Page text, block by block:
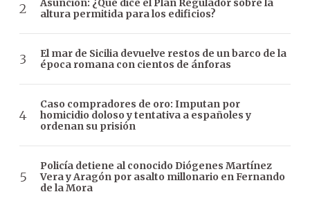
Asunción: ¿Qué dice el Plan Regulador sobre la
altura permitida para los edificios?
El mar de Sicilia devuelve restos de un barco de la
época romana con cientos de ánforas
Caso compradores de oro: Imputan por
homicidio doloso y tentativa a españoles y
ordenan su prisión
Policía detiene al conocido Diógenes Martínez
Vera y Aragón por asalto millonario en Fernando
de la Mora